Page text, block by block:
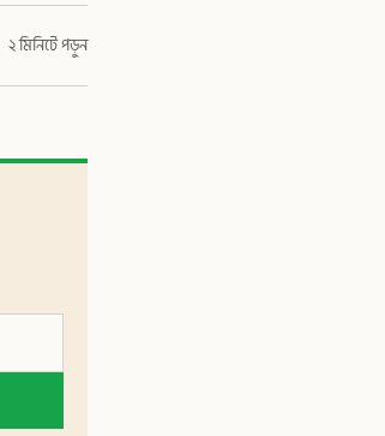
২ মিনিটে পড়ুন